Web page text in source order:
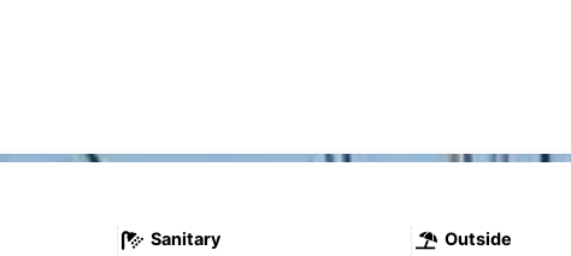
Sanitary
Outside